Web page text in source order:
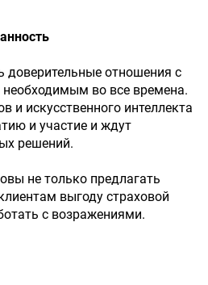
доверительные отношения с
необходимым во все времена.
и искусственного интеллекта
и участие и ждут
решений.
не только предлагать
выгоду страховой
с возражениями.